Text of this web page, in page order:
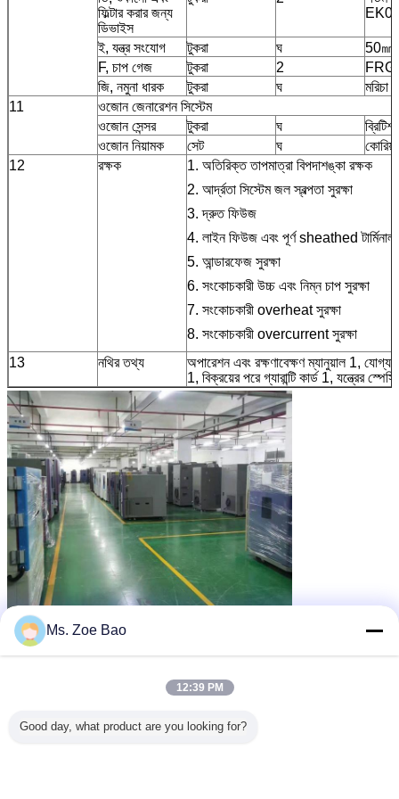
ফিল্টার করার জন্য
ডিভাইস
ই, যন্ত্র সংযোগ টুকরা ঘ
50㎜
F, চাপ গেজ
টুকরা 2
জি, নমুনা ধারক
টুকরা ঘ
মরিচা
11
ওজোন জেনারেশন সিস্টেম
ওজোন সেন্সর
টুকরা ঘ
ওজোন নিয়ামক
সেট ঘ
12
রক্ষক
1. অতিরিক্ত তাপমাত্রা বিপদাশঙ্কা রক্ষক
2. আর্দ্রতা সিস্টেম জল স্বল্পতা সুরক্ষা
3. দ্রুত ফিউজ
4. লাইন ফিউজ এবং পূর্ণ sheathed টার্মিনাল
5. আন্ডারফেজ সুরক্ষা
6. সংকোচকারী উচ্চ এবং নিম্ন চাপ সুরক্ষা
7. সংকোচকারী overheat সুরক্ষা
8. সংকোচকারী overcurrent সুরক্ষা
13
নথির তথ্য
অপারেশন এবং রক্ষণাবেক্ষণ ম্যানুয়াল 1,
1, বিক্রয়ের পরে গ্যারান্টি কার্ড 1, যন্ত্রের
Ms. Zoe Bao
12:39 PM
Good day, what product are you looking for?